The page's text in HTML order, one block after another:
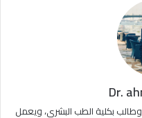
Dr.
بكلية الطب البشري، ويعمل